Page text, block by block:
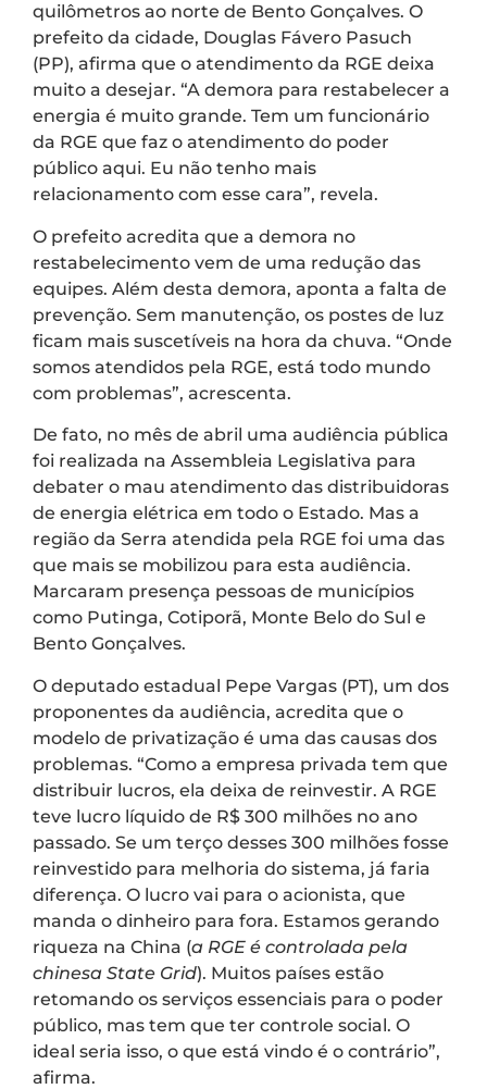
quilômetros ao norte de Bento Gonçalves. O
prefeito da cidade, Douglas Fávero Pasuch
(PP), afirma que o atendimento da RGE deixa
muito a desejar. “A demora para restabelecer a
energia é muito grande. Tem um funcionário
da RGE que faz o atendimento do poder
público aqui. Eu não tenho mais
relacionamento com esse cara”, revela.
O prefeito acredita que a demora no
restabelecimento vem de uma redução das
equipes. Além desta demora, aponta a falta de
prevenção. Sem manutenção, os postes de luz
ficam mais suscetíveis na hora da chuva. “Onde
somos atendidos pela RGE, está todo mundo
com problemas”, acrescenta.
De fato, no mês de abril uma audiência pública
foi realizada na Assembleia Legislativa para
debater o mau atendimento das distribuidoras
de energia elétrica em todo o Estado. Mas a
região da Serra atendida pela RGE foi uma das
que mais se mobilizou para esta audiência.
Marcaram presença pessoas de municípios
como Putinga, Cotiporã, Monte Belo do Sul e
Bento Gonçalves.
O deputado estadual Pepe Vargas (PT), um dos
proponentes da audiência, acredita que o
modelo de privatização é uma das causas dos
problemas. “Como a empresa privada tem que
distribuir lucros, ela deixa de reinvestir. A RGE
teve lucro líquido de R$ 300 milhões no ano
passado. Se um terço desses 300 milhões fosse
reinvestido para melhoria do sistema, já faria
diferença. O lucro vai para o acionista, que
manda o dinheiro para fora. Estamos gerando
riqueza na China (a RGE é controlada pela
chinesa State Grid). Muitos países estão
retomando os serviços essenciais para o poder
público, mas tem que ter controle social. O
ideal seria isso, o que está vindo é o contrário”,
afirma.